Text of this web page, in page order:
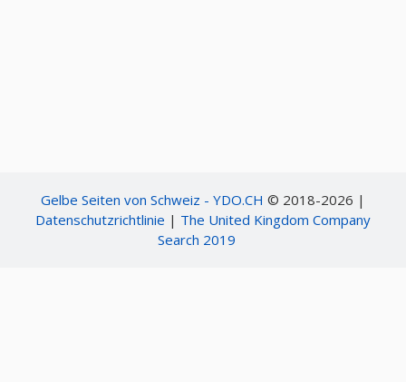
Gelbe Seiten von Schweiz - YDO.CH © 2018-2026 |
Datenschutzrichtlinie | The United Kingdom Company
Search 2019